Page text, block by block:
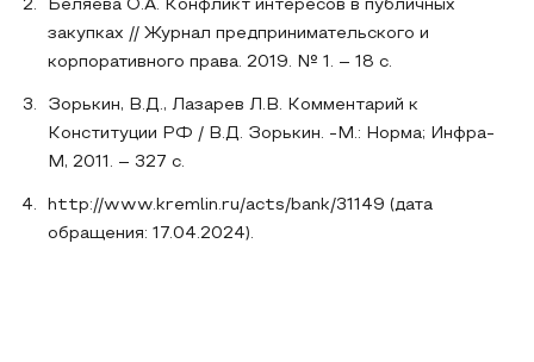
Беляева О.А. Конфликт интересов в публичных
закупках // Журнал предпринимательского и
корпоративного права. 2019. № 1. – 18 с.
Зорькин, В.Д., Лазарев Л.В. Комментарий к
Конституции РФ / В.Д. Зорькин. -М.: Норма; Инфра-
М, 2011. – 327 с.
http://www.kremlin.ru/acts/bank/31149 (дата
обращения: 17.04.2024).